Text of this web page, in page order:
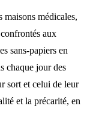
maisons médicales,
aux
sans-papiers en
chaque jour des
sort et celui de leur
et la précarité, en